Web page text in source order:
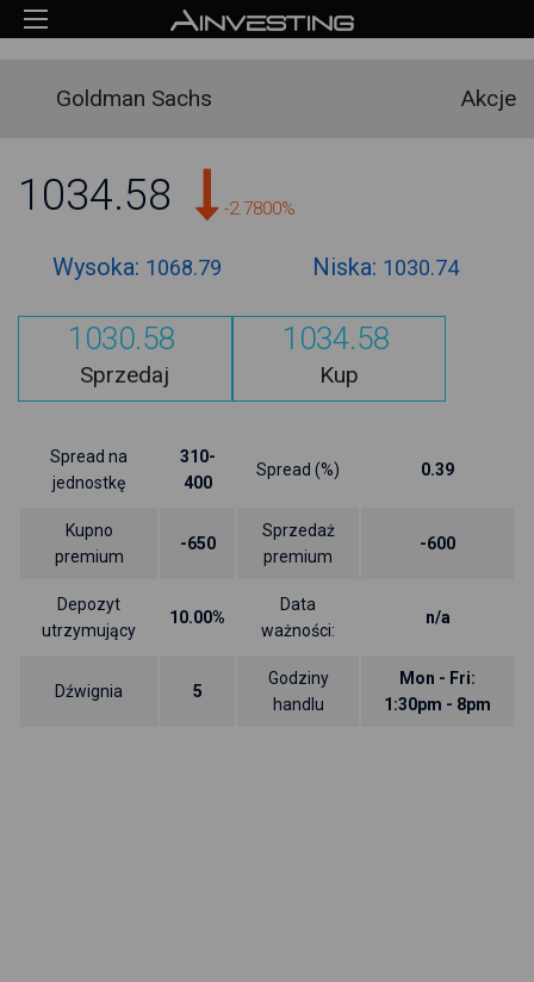
Goldman Sachs Akcje
1034.58 -2.7800%
Wysoka: 1068.79 Niska: 1030.74
1030.58
Sprzedaj
1034.58
Kup
Spread na
jednostkę
310-
400
Spread (%) 0.39
Kupno
premium
-650
Sprzedaż
premium
-600
Depozyt
utrzymujący
10.00%
Data
ważności:
n/a
Dźwignia 5
Godziny
handlu
Mon - Fri:
1:30pm - 8pm